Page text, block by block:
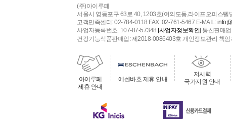
(주)아이루페
서울시 영등포구 63로 40, 1203호(여의도동,라이프오피스
고객만족센터: 02-784-0118 FAX: 02-761-5467 E-MAIL:
사업자등록번호: 107-87-57348 [사업자정보확인] 통신판매
건강기능식품판매업: 제2018-0086403호 개인정보관리 책
아이루페
제휴 안내
에센바흐 제휴 안내
저시력
국가지원 안내